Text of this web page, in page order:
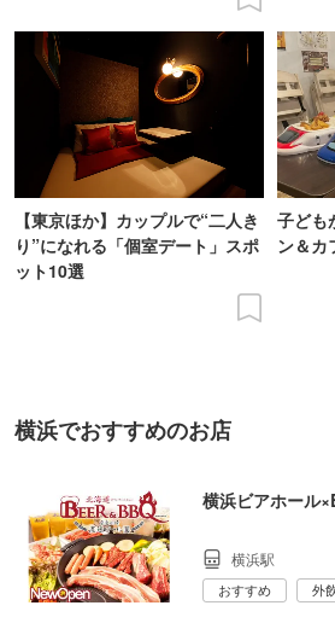
【東京ほか】カップルで“二人き
り”になれる「個室デート」スポ
ット10選
子ども
ン＆カ
横浜でおすすめのお店
横浜ビアホール
横浜駅
おすすめ 外